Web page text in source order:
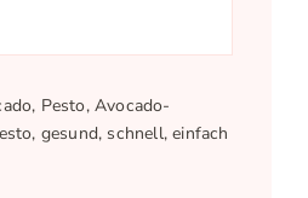
Pesto, Avocado-
gesund, schnell, einfach